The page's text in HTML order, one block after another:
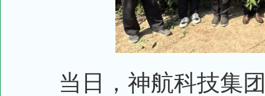
当日，神航科技集团